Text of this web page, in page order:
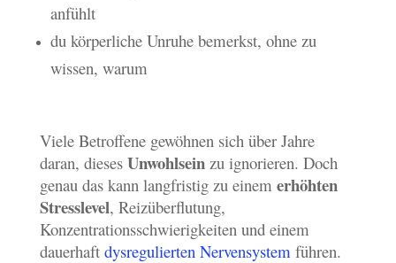
anfühlt
du körperliche Unruhe bemerkst, ohne zu
wissen, warum
Viele Betroffene gewöhnen sich über Jahre
daran, dieses Unwohlseinzu ignorieren. Doch
genau das kann langfristig zu einem erhöhten
Stresslevel, Reizüberflutung,
Konzentrationsschwierigkeiten und einem
dauerhaft dysregulierten Nervensystem führen.